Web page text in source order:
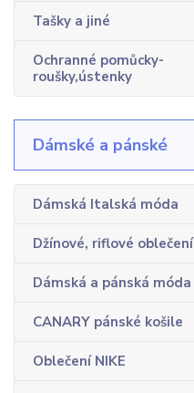
Tašky a jiné
Ochranné pomůcky-
roušky,ústenky
Dámské a pánské
Dámská Italská móda
Džínové, riflové oblečení
Dámská a pánská móda
CANARY pánské košile
Oblečení NIKE